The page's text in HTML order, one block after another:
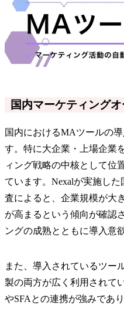
国内マーケティング
国内におけるMAツールの
す。特に大企業・上場企業
ィング戦略の中核として位
ています。Nexalが実施し
査によると、企業規模が大
が高まるという傾向が確認
ングの成熟とともに導入意
また、導入されているツー
製の両方が広く利用されて
やSFAとの連携が強みであ